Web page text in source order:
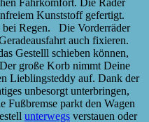
Kunststoff gefertigt.
Regen. Die Vorderräder
auch fixieren.
Gestelll schieben können,
große Korb nimmt Deine
Lieblingsteddy auf. Dank der
unbesorgt unterbringen,
Fußbremse parkt den Wagen
unterwegs verstauen oder